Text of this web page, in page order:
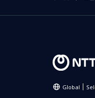
Global